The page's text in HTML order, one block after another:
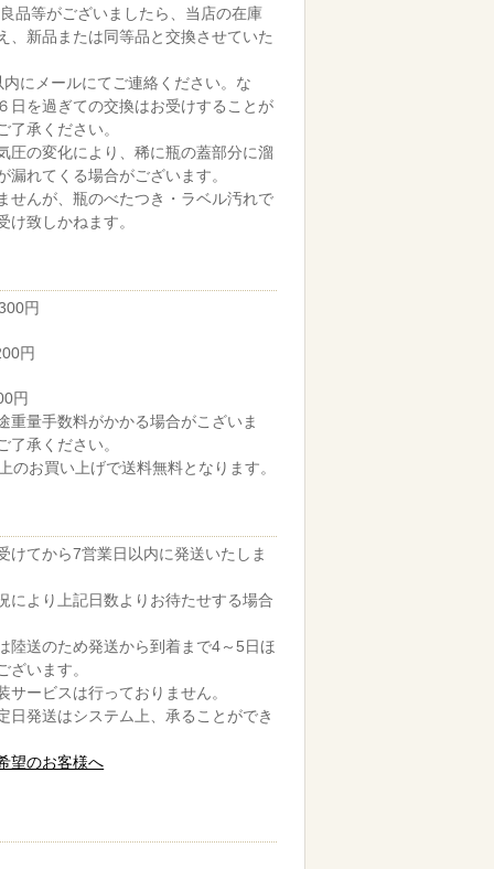
品等がございましたら、当店の在庫
、新品または同等品と交換させていた
にメールにてご連絡ください。な
日を過ぎての交換はお受けすることが
了承ください。
圧の変化により、稀に瓶の蓋部分に溜
漏れてくる場合がございます。
んが、瓶のべたつき・ラベル汚れで
け致しかねます。
円
円
円
重量手数料がかかる場合がこざいま
了承ください。
のお買い上げで送料無料となります。
けてから7営業日以内に発送いたしま
により上記日数よりお待たせする場合
陸送のため発送から到着まで4～5日ほ
ざいます。
ービスは行っておりません。
日発送はシステム上、承ることができ
望のお客様へ